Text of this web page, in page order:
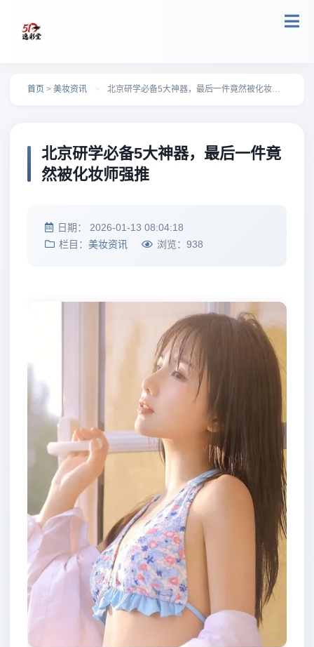
首页 > 美妆资讯 > 北京研学必备5大神器，最后一件竟然被化妆师强推
北京研学必备5大神器，最后一件竟
然被化妆师强推
日期： 2026-01-13 08:04:18
栏目： 美妆资讯 浏览： 938